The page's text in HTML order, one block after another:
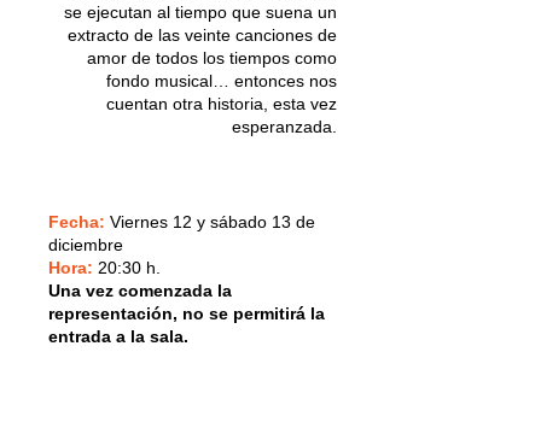
se ejecutan al tiempo que suena un
extracto de las veinte canciones de
amor de todos los tiempos como
fondo musical… entonces nos
cuentan otra historia, esta vez
esperanzada.
Fecha: Viernes 12 y sábado 13 de
diciembre
Hora: 20:30 h.
Una vez comenzada la
representación, no se permitirá la
entrada a la sala.